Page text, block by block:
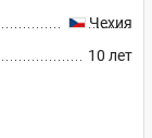
Чехия
10 лет